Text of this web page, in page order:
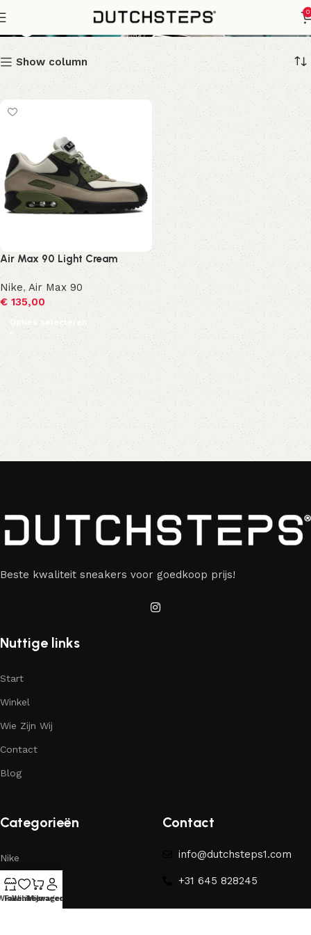
0
Light Cream
Show column
Air Max 90 Light Cream
Nike,Air Max 90
€135,00
Opties selecteren
Beste kwaliteit sneakers voor goedkoop prijs!
Nuttige links
Start
Winkel
Wie Zijn Wij
Contact
Blog
Categorieën
Nike
Yeezy
Contact
info@dutchsteps1.com
+31 645 828245
Favorieten
Winkelwagen
Mijn account